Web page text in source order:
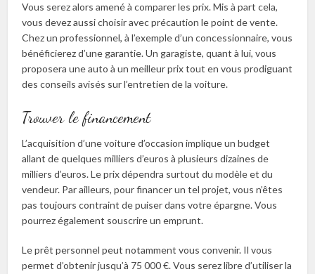
Vous serez alors amené à comparer les prix. Mis à part cela,
vous devez aussi choisir avec précaution le point de vente.
Chez un professionnel, à l’exemple d’un concessionnaire, vous
bénéficierez d’une garantie. Un garagiste, quant à lui, vous
proposera une auto à un meilleur prix tout en vous prodiguant
des conseils avisés sur l’entretien de la voiture.
Trouver le financement
L’acquisition d’une voiture d’occasion implique un budget
allant de quelques milliers d’euros à plusieurs dizaines de
milliers d’euros. Le prix dépendra surtout du modèle et du
vendeur. Par ailleurs, pour financer un tel projet, vous n’êtes
pas toujours contraint de puiser dans votre épargne. Vous
pourrez également souscrire un emprunt.
Le prêt personnel peut notamment vous convenir. Il vous
permet d’obtenir jusqu’à 75 000 €. Vous serez libre d’utiliser la